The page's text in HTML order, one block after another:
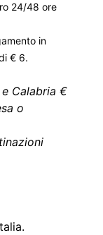
24/48 ore
in
€ 6.
Calabria €
o